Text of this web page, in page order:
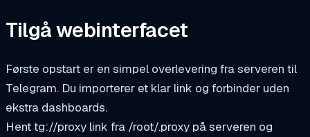
Tilgå webinterfacet
Første opstart er en simpel overlevering fra serveren til
Telegram. Du importerer et klar link og forbinder uden
ekstra dashboards.
Henttg://proxy link fra /root/.proxy på serveren og